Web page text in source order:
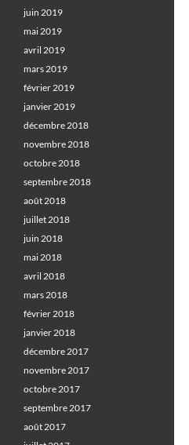
juin 2019
mai 2019
avril 2019
mars 2019
février 2019
janvier 2019
décembre 2018
novembre 2018
octobre 2018
septembre 2018
août 2018
juillet 2018
juin 2018
mai 2018
avril 2018
mars 2018
février 2018
janvier 2018
décembre 2017
novembre 2017
octobre 2017
septembre 2017
août 2017